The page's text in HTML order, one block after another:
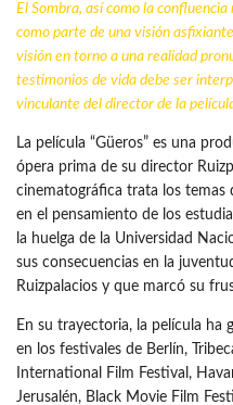
El Sombra, así como la
como parte de una visión
visión en torno a una realidad
testimonios de vida debe ser
vinculante del director de la película
La película “Güeros” es una
ópera prima de su director
cinematográfica trata los temas
en el pensamiento de los
la huelga de la Universidad
sus consecuencias en la
Ruizpalacios y que marcó su
En su trayectoria, la película ha
en los festivales de Berlín,
International Film Festival,
Jerusalén, Black Movie Film